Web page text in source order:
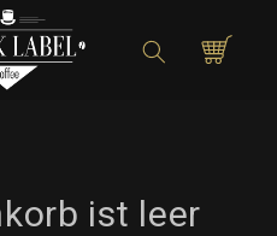
Warenkorb
ist leer